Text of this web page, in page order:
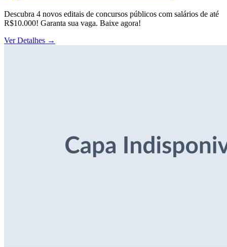
Descubra 4 novos editais de concursos públicos com salários de até
R$10.000! Garanta sua vaga. Baixe agora!
Ver Detalhes →